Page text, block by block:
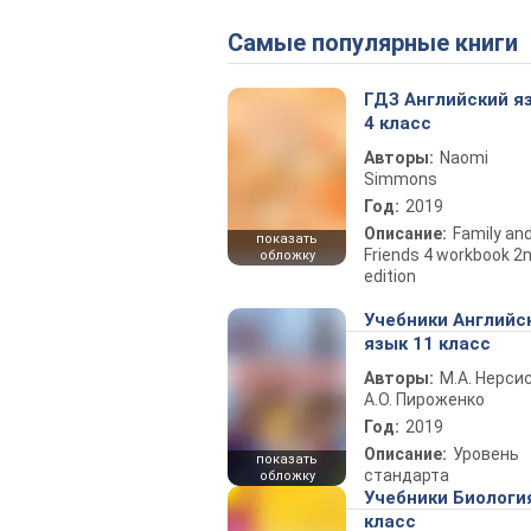
Самые популярные книги
показать
обложку
ГДЗ Английский
4 класс
Авторы: Naomi
Simmons
Год: 2019
Описание: Family
Friends 4 workbook
edition
показать
обложку
Учебники
язык 11 класс
Авторы: М.А.
А.О. Пироженко
Год: 2019
Описание: Уровень
стандарта
Учебники
класс